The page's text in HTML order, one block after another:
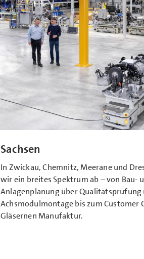
Sachsen
In Zwickau, Chemnitz, Meerane und
wir ein breites Spektrum ab – von Bau-
Anlagenplanung über Qualitätsprüfung
Achsmodulmontage bis zum Customer
Gläsernen Manufaktur.